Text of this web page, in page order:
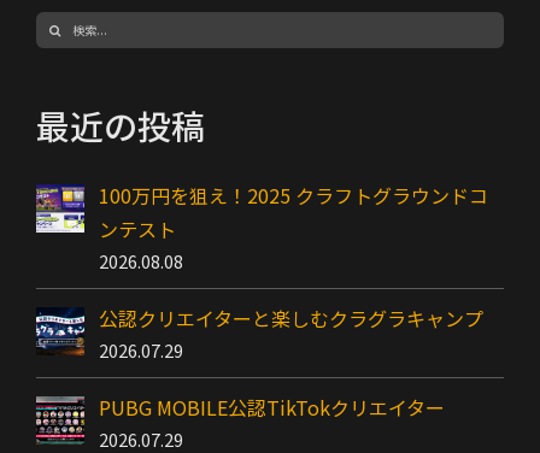
検
最近の投稿
100万円を狙え！2025 クラフトグラウンドコ
ンテスト
2026.08.08
公認クリエイターと楽しむクラグラキャンプ
2026.07.29
PUBG MOBILE公認TikTokクリエイター
2026.07.29